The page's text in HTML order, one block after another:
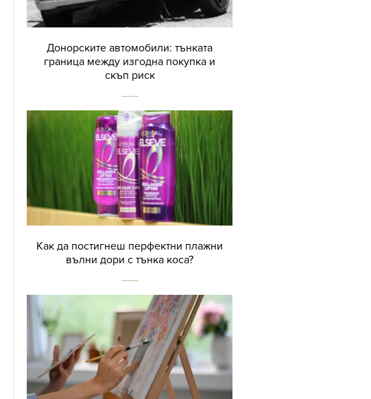
Донорските автомобили: тънката
граница между изгодна покупка и
скъп риск
Как да постигнеш перфектни плажни
вълни дори с тънка коса?